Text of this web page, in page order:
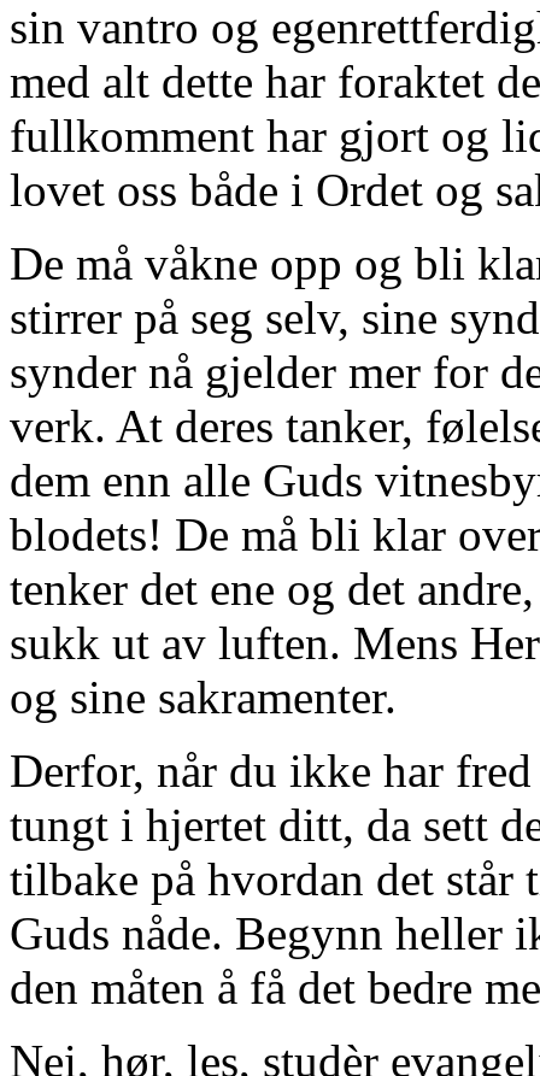
sin vantro og
med alt dette har foraktet
fullkomment har gjort og
lovet oss både i Ordet og
De må våkne opp og bli
stirrer på seg selv, sine
synder nå gjelder mer for
verk. At deres tanker,
dem enn alle Guds
blodets! De må bli klar
tenker det ene og det
sukk ut av luften. Mens
og sine sakramenter.
Derfor, når du ikke har
tungt i hjertet ditt, da sett
tilbake på hvordan det
Guds nåde. Begynn heller
den måten å få det bedre
Nei, hør, les, studèr